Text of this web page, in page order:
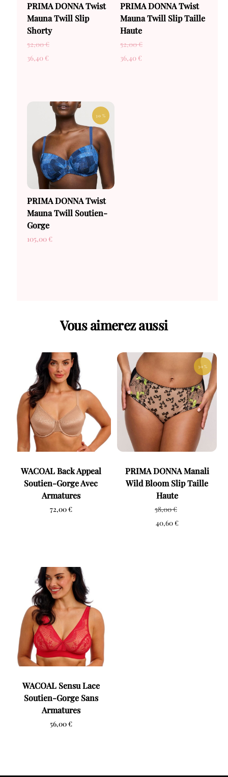
PRIMA DONNA Twist
Mauna Twill Slip
Shorty
52,00€
36,40 €
PRIMA DONNA Twist
Mauna Twill Slip Taille
Haute
52,00€
36,40 €
30 %
PRIMA DONNA Twist
Mauna Twill Soutien-
Gorge
105,00 €
Vous aimerez aussi
WACOAL Back Appeal
Soutien-Gorge Avec
Armatures
72,00€
30 %
PRIMA DONNA Manali
Wild Bloom Slip Taille
Haute
58,00€
40,60€
WACOAL Sensu Lace
Soutien-Gorge Sans
Armatures
56,00€